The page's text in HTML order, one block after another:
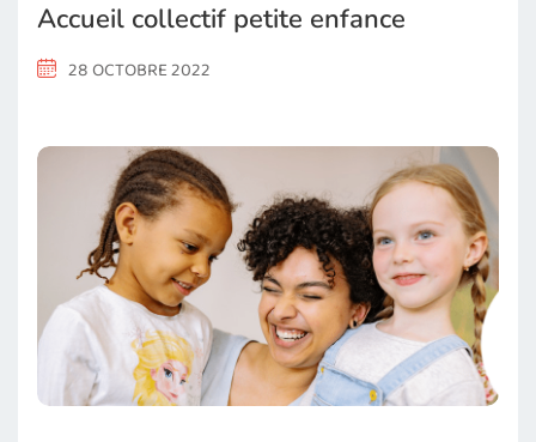
Accueil collectif petite enfance
28 OCTOBRE 2022